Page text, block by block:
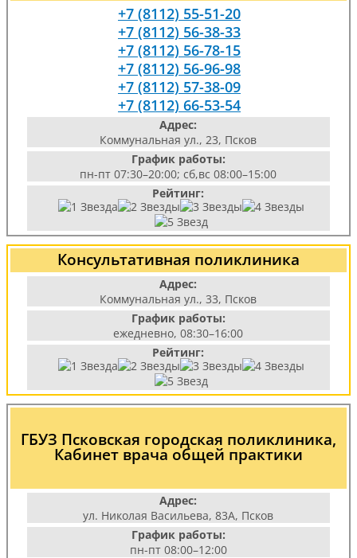
+7 (8112) 55-51-20
+7 (8112) 56-38-33
+7 (8112) 56-78-15
+7 (8112) 56-96-98
+7 (8112) 57-38-09
+7 (8112) 66-53-54
Адрес:
Коммунальная ул., 23, Псков
График работы:
пн-пт 07:30–20:00; сб,вс 08:00–15:00
Рейтинг:
Консультативная поликлиника
Адрес:
Коммунальная ул., 33, Псков
График работы:
ежедневно, 08:30–16:00
Рейтинг:
ГБУЗ Псковская городская поликлиника,
Кабинет врача общей практики
Адрес:
ул. Николая Васильева, 83А, Псков
График работы:
пн-пт 08:00–12:00